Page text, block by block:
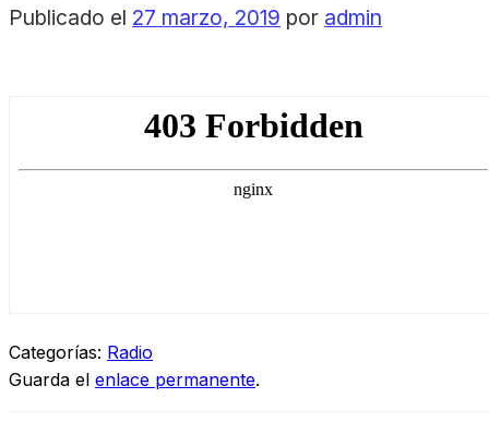
Publicado el 27 marzo, 2019 por admin
Categorías: Radio
Guarda el enlace permanente.